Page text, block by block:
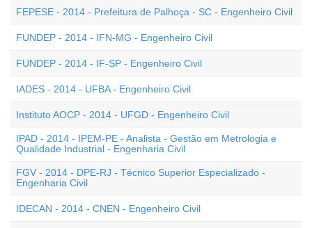
FEPESE - 2014 - Prefeitura de Palhoça - SC - Engenheiro Civil
FUNDEP - 2014 - IFN-MG - Engenheiro Civil
FUNDEP - 2014 - IF-SP - Engenheiro Civil
IADES - 2014 - UFBA - Engenheiro Civil
Instituto AOCP - 2014 - UFGD - Engenheiro Civil
IPAD - 2014 - IPEM-PE - Analista - Gestão em Metrologia e
Qualidade Industrial - Engenharia Civil
FGV - 2014 - DPE-RJ - Técnico Superior Especializado -
Engenharia Civil
IDECAN - 2014 - CNEN - Engenheiro Civil